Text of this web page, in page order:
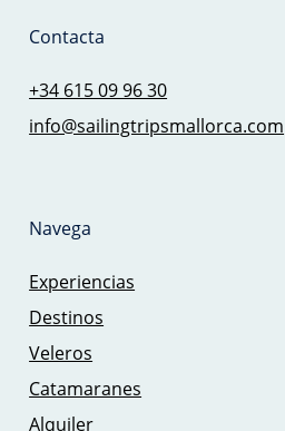
Contacta
+34 615 09 96 30
info@sailingtripsmallorca.com
Navega
Experiencias
Destinos
Veleros
Catamaranes
Alquiler